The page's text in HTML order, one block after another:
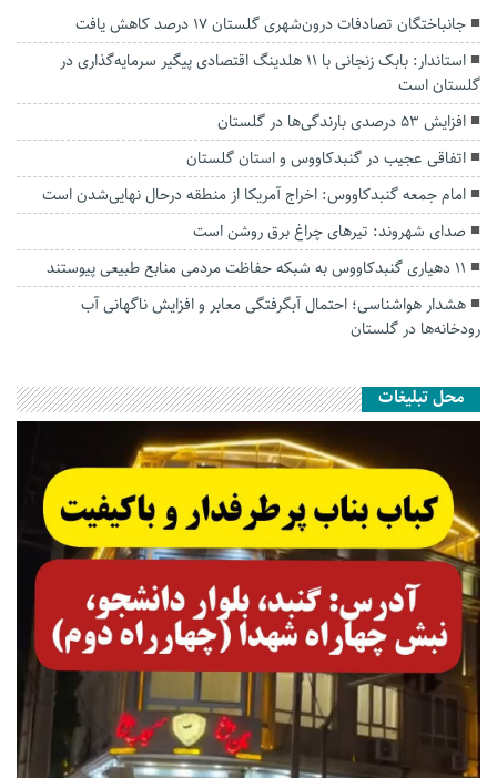
جانباختگان تصادفات درون‌شهری گلستان ۱۷ درصد کاهش یافت
استاندار: بابک زنجانی با ۱۱ هلدینگ اقتصادی پیگیر سرمایه‌گذاری در
گلستان است
افزایش ۵۳ درصدی بارندگی‌ها در گلستان
اتفاقی عجیب در‌ گنبدکاووس و استان گلستان
امام جمعه گنبدکاووس: اخراج آمریکا از منطقه درحال نهایی‌شدن است
صدای شهروند: تیرهای چراغ برق روشن است
۱۱ دهیاری گنبدکاووس به شبکه حفاظت مردمی منابع طبیعی پیوستند
هشدار هواشناسی؛ احتمال آبگرفتگی معابر و افزایش ناگهانی آب
رودخانه‌ها در گلستان
محل تبلیغات